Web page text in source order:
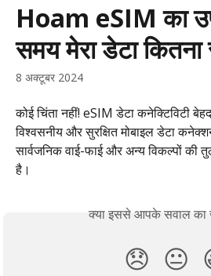
Hoam eSIM का
समय मेरा डेटा कितना
8 अक्टूबर 2024
कोई चिंता नहीं! eSIM डेटा कनेक्टिविटी
विश्वसनीय और सुरक्षित मोबाइल डेटा
सार्वजनिक वाई-फाई और अन्य विकल्पों की
है।
क्या इससे आपके सवाल का
😞 😐